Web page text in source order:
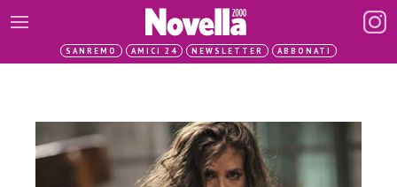
SANREMO AMICI 24 NEWSLETTER ABBONATI